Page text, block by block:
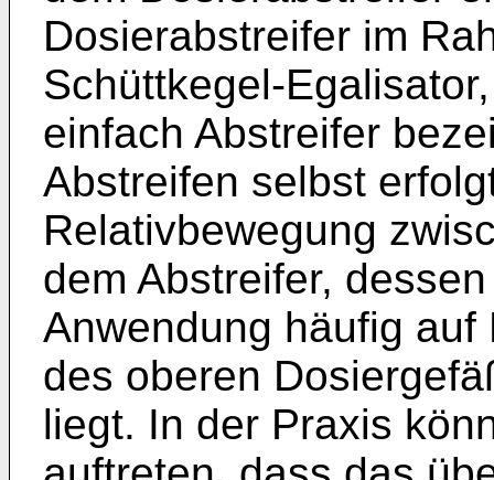
Dosierabstreifer im
Schüttkegel-
einfach Abstreifer
Abstreifen selbst
Relativbewegung
dem Abstreifer,
Anwendung häufig
des oberen
liegt. In der Praxis